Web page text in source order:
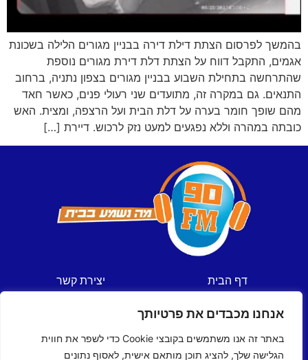
אנחנו מכבדים את פרטיותך
באתר זה אנו משתמשים בקובצי Cookie כדי לשפר את חווית
הגלישה שלך, להציג תוכן מותאם אישית, לאסוף נתונים
בהמשך לפרסום הצתת דילת דירה בבניין מגורים הלילה בשכונת
אגמים, התקבל דווח על הצתת דלת דירת מגורים נוספת
שהתרחשה בתחילת השבוע בבניין מגורים בצפון נתניה, ברחוב
התנאים. גם במקרה זה, מתועדים שני רעולי פנים, כאשר חאד
מהם שופך חומר בערה על דלת הבית ועל הרצפה, ומצית. האש
כובתה במהרה וללא נפגעים למעט נזק לרכוש. דיירת […]
דף הבית
ספורט
תכניות
לוח שידורים
יצירת קשר
הצהרת נגישות